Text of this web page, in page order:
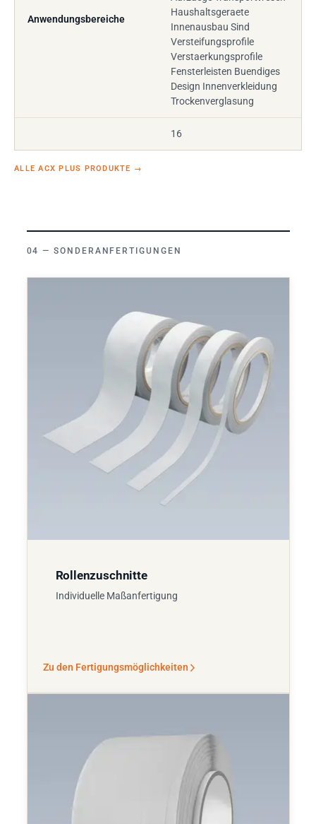
Anwendungsbereiche
Haushaltsgeraete
Innenausbau Sind
Versteifungsprofile
Verstaerkungsprofile
Fensterleisten Buendiges
Design Innenverkleidung
Trockenverglasung
16
ALLE ACX PLUS PRODUKTE →
SONDERANFERTIGUNGEN
Rollenzuschnitte
Individuelle Maßanfertigung
Zu den Fertigungsmöglichkeiten